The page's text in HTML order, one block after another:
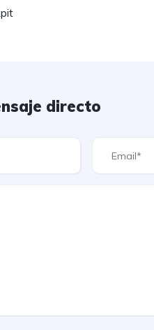
directo